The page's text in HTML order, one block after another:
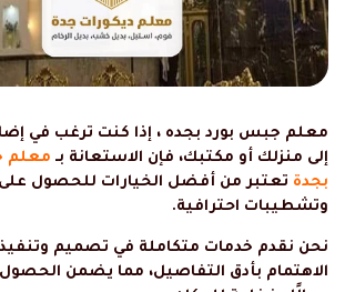
معلم جبس بورد بجده ، إذا كنت ترغب في
إلى منزلك أو مكتبك، فإن الاستعانة بـ معلم
بجدة تعتبر من أفضل الخيارات للحصول على
وتشطيبات احترافية.
نحن نقدم خدمات متكاملة في تصميم
الاهتمام بأدق التفاصيل، مما يضمن